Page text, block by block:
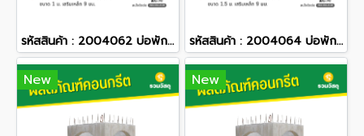
รหัสสินค้า : 2004062 บ่อพักคอนกรีต 2 ทางฉาก ขนาด 1 ม. เสริมเหล็ก 9 มม. รหัสสินค้า : 2004064 บ่อพักคอนกรีต 2 ทางฉาก ขนาด 1.5 ม. เสริมเหล็ก 9 มม.
New New